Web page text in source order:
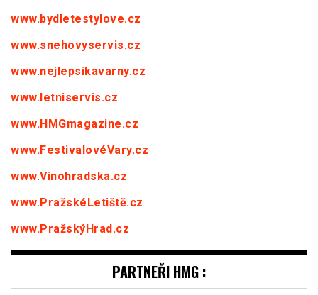
www.bydletestylove.cz
www.snehovyservis.cz
www.nejlepsikavarny.cz
www.letniservis.cz
www.HMGmagazine.cz
www.FestivalovéVary.cz
www.Vinohradska.cz
www.PražskéLetiště.cz
www.PražskýHrad.cz
PARTNEŘI HMG :